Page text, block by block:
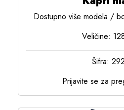
Dostupno više modela /
Veličine:
Šifra:
Prijavite se za